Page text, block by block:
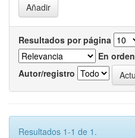
Resultados por página
En orden
Autor/registro
Resultados 1-1 de 1.